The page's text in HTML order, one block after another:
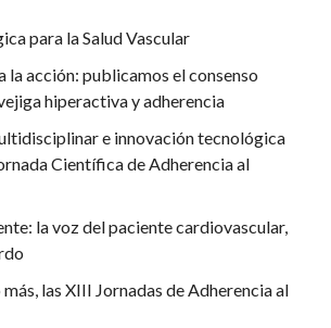
para la Salud Vascular
la acción: publicamos el consenso
hiperactiva y adherencia
e innovación tecnológica
Científica de Adherencia al
la voz del paciente cardiovascular,
más, las XIII Jornadas de Adherencia al